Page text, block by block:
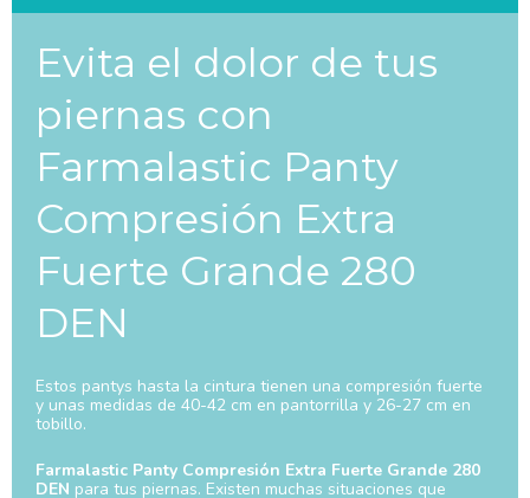
Evita el dolor de tus
piernas con
Farmalastic Panty
Compresión Extra
Fuerte Grande 280
DEN
Estos pantys hasta la cintura tienen una compresión fuerte
y unas medidas de 40-42 cm en pantorrilla y 26-27 cm en
tobillo.
Farmalastic Panty Compresión Extra Fuerte Grande 280
DEN para tus piernas. Existen muchas situaciones que